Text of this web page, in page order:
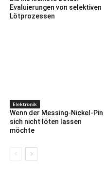
Evaluierungen von selektiven
Lötprozessen
Elektronik
Wenn der Messing-Nickel-Pin
sich nicht löten lassen
möchte